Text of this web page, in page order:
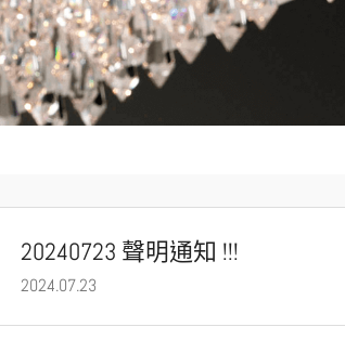
20240723 聲明通知 !!!
2024.07.23